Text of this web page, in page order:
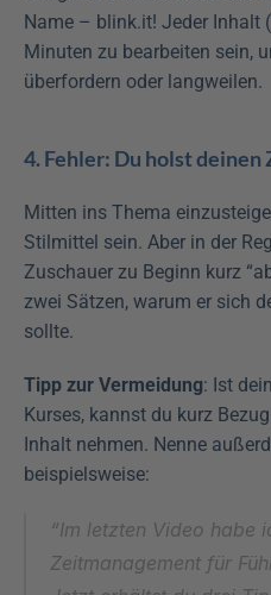
Name – blink.it! Jeder Inhalt
Minuten zu bearbeiten sein,
überfordern oder langweilen.
4. Fehler: Du holst deinen
Mitten ins Thema
Stilmittel sein. Aber in der
Zuschauer zu Beginn kurz
zwei Sätzen, warum er sich
sollte.
Tipp zur Vermeidung: Ist
Kurses, kannst du kurz
Inhalt nehmen. Nenne
beispielsweise:
“Im letzten Video habe
Zeitmanagement für